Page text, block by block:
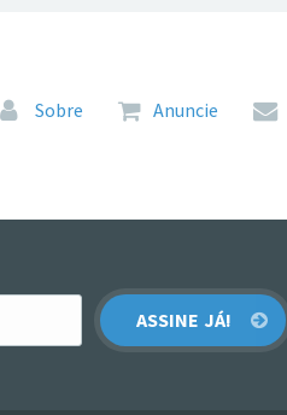
Pular para o conteúdo
Sobre Anuncie